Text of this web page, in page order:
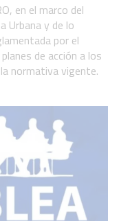
en el marco del
Urbana y de lo
por el
de acción a los
normativa vigente.